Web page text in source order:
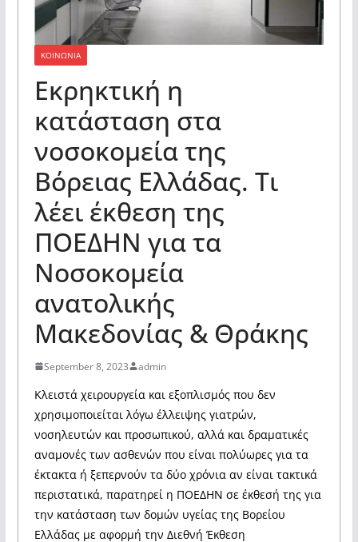
ΚΟΙΝΩΝΙΑ
Εκρηκτική η
κατάσταση στα
νοσοκομεία της
Βόρειας Ελλάδας. Τι
λέει έκθεση της
ΠΟΕΔΗΝ για τα
Νοσοκομεία
ανατολικής
Μακεδονίας & Θράκης
September 8, 2023 admin
Κλειστά χειρουργεία και εξοπλισμός που δεν
χρησιμοποιείται λόγω έλλειψης γιατρών,
νοσηλευτών και προσωπικού, αλλά και δραματικές
αναμονές των ασθενών που είναι πολύωρες για τα
έκτακτα ή ξεπερνούν τα δύο χρόνια αν είναι τακτικά
περιστατικά, παρατηρεί η ΠΟΕΔΗΝ σε έκθεσή της για
την κατάσταση των δομών υγείας της Βορείου
Ελλάδας με αφορμή την Διεθνή Έκθεση